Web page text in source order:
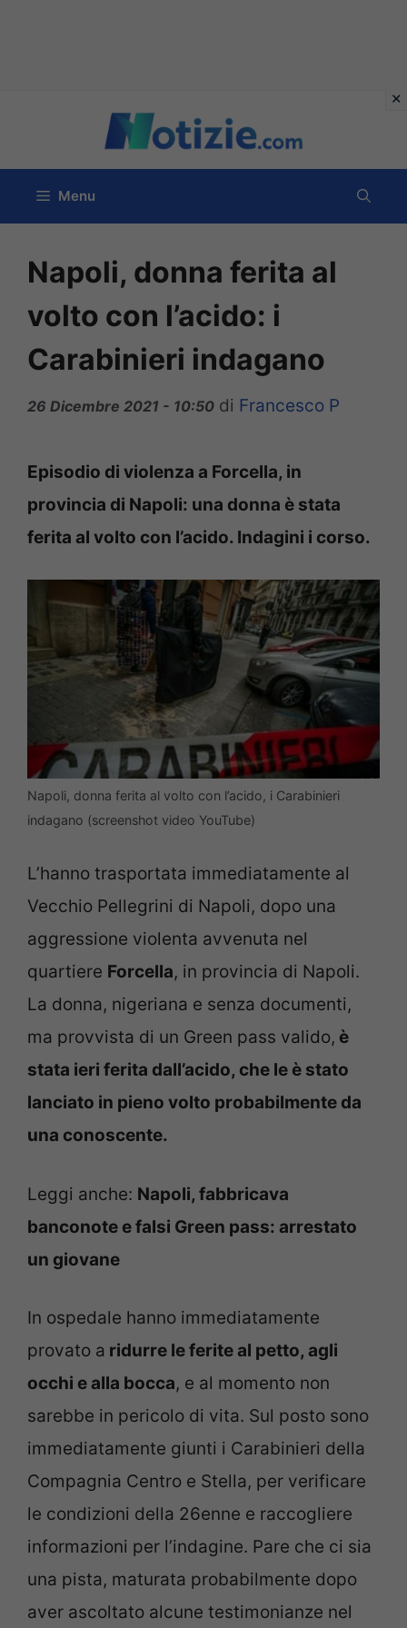
contenuto
Menu
Napoli, donna ferita al
volto con l’acido: i
Carabinieri indagano
26 Dicembre 2021 - 10:50 di Francesco P
Episodio di violenza a Forcella, in
provincia di Napoli: una donna è stata
ferita al volto con l’acido. Indagini i corso.
Napoli, donna ferita al volto con l’acido, i Carabinieri
indagano (screenshot video YouTube)
L’hanno trasportata immediatamente al
Vecchio Pellegrini di Napoli, dopo una
aggressione violenta avvenuta nel
quartiere Forcella, in provincia di Napoli.
La donna, nigeriana e senza documenti,
ma provvista di un Green pass valido, è
stata ieri ferita dall’acido, che le è stato
lanciato in pieno volto probabilmente da
una conoscente.
Leggi anche: Napoli, fabbricava
banconote e falsi Green pass: arrestato
un giovane
In ospedale hanno immediatamente
provato a ridurre le ferite al petto, agli
occhi e alla bocca, e al momento non
sarebbe in pericolo di vita. Sul posto sono
immediatamente giunti i Carabinieri della
Compagnia Centro e Stella, per verificare
le condizioni della 26enne e raccogliere
informazioni per l’indagine. Pare che ci sia
una pista, maturata probabilmente dopo
aver ascoltato alcune testimonianze nel